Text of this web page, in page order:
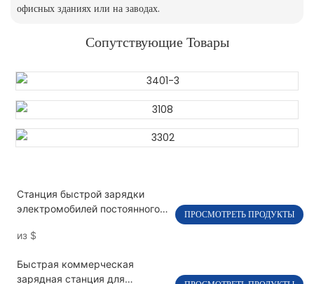
офисных зданиях или на заводах.
Сопутствующие Товары
Станция быстрой зарядки
электромобилей постоянного
двумя пистолетами PEVC3108
из $
ПРОСМОТРЕТЬ ПРОДУКТЫ
Быстрая коммерческая
зарядная станция для